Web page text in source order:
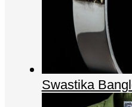
Swastika